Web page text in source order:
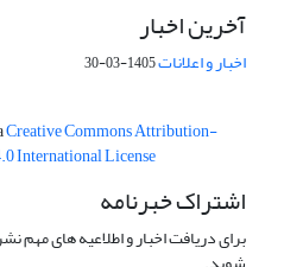
آخرین اخبار
اخبار و اعلانات1405-03-30
Creative Commons Attribution-
International License
اشتراک خبرنامه
برای دریافت اخبار و اطلاعیه های مهم